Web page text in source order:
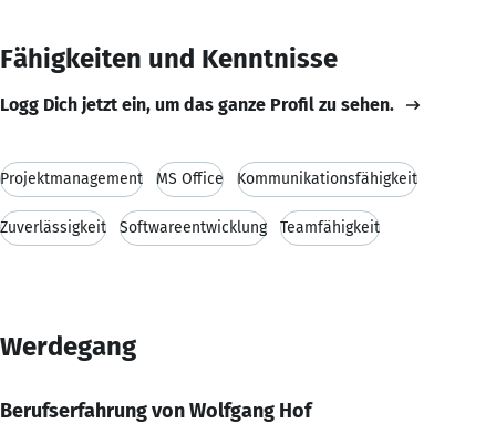
Fähigkeiten und Kenntnisse
Logg Dich jetzt ein, um das ganze Profil zu sehen.
Projektmanagement MS Office Kommunikationsfähigkeit
Zuverlässigkeit Softwareentwicklung Teamfähigkeit
Werdegang
Berufserfahrung von Wolfgang Hof